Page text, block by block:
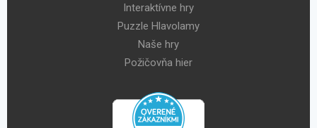
Interaktívne hry
Puzzle Hlavolamy
Naše hry
Požičovňa hier